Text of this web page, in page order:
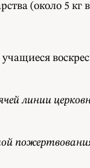
(около 5 кг
линии